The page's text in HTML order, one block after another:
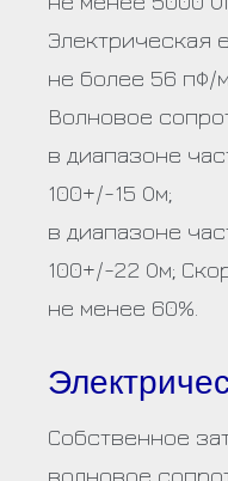
Электрическая
не более 56 пФ/
Волновое
в диапазоне
100+/-15 Ом;
в диапазоне
100+/-22 Ом;
не менее 60%.
Собственное
волновое